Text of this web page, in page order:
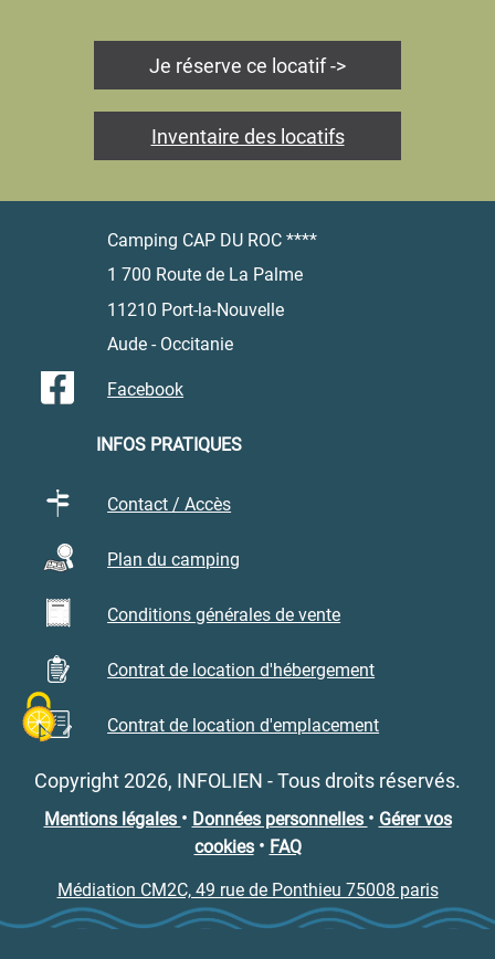
Je réserve ce locatif ->
Inventaire des locatifs
Camping CAP DU ROC ****
1 700 Route de La Palme
11210 Port-la-Nouvelle
Aude - Occitanie
Facebook
INFOS PRATIQUES
Contact / Accès
Plan du camping
Conditions générales de vente
Contrat de location d'hébergement
Contrat de location d'emplacement
Copyright 2026, INFOLIEN - Tous droits réservés.
Mentions légales • Données personnelles • Gérer vos
cookies• FAQ
Médiation CM2C, 49 rue de Ponthieu 75008 paris